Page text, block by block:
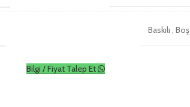
Baskılı ,Boş
Bilgi / Fiyat Talep Et